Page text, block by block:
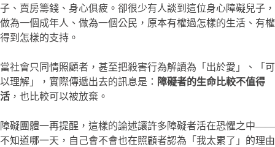
子、賣房籌錢、身心俱疲。卻很少有人談到這位身心障礙兒子，
做為一個成年人、做為一個公民，原本有權過怎樣的生活、有權
得到怎樣的支持。
當社會只同情照顧者，甚至把殺害行為解讀為「出於愛」、「可
以理解」，實際傳遞出去的訊息是： 障礙者的生命比較不值得
活 ，也比較可以被放棄。
障礙團體一再提醒，這樣的論述讓許多障礙者活在恐懼之中——
不知道哪一天，自己會不會也在照顧者認為「我太累了」的理由